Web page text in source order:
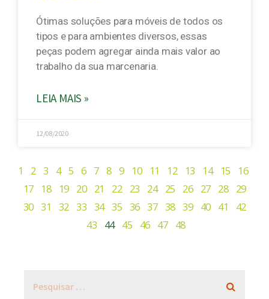
Ótimas soluções para móveis de todos os
tipos e para ambientes diversos, essas
peças podem agregar ainda mais valor ao
trabalho da sua marcenaria.
LEIA MAIS »
12/08/2020
1 2 3 4 5 6 7 8 9 10 11 12 13 14 15
16
17 18 19 20 21 22 23 24 25 26 27 28
29
30 31 32 33 34 35 36 37 38 39 40 41
42
43
44 45 46 47 48